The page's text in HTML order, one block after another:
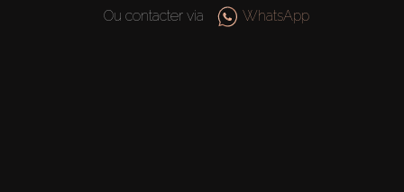
Ou contacter via WhatsApp